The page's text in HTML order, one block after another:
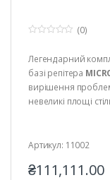
5
(0)
Легендарний
базі репітера
вирішення
невеликі площі
Артикул: 11002
₴111,111.00